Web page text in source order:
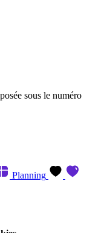
sous le numéro
Planning